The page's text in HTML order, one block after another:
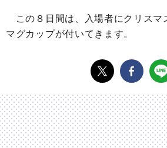
この８日間は、入場者にクリスマ
マグカップが付いてきます。